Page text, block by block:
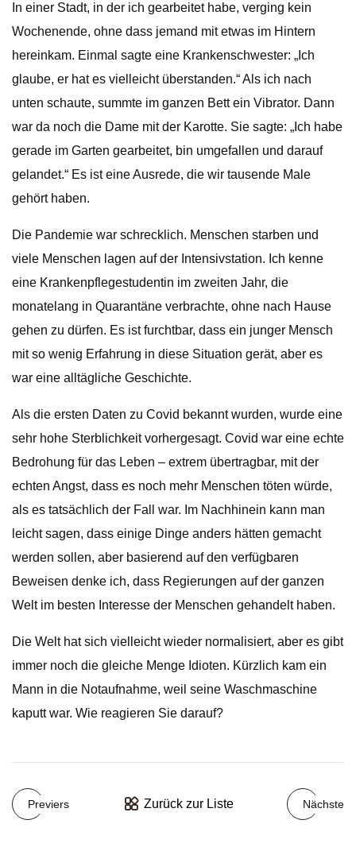
In einer Stadt, in der ich gearbeitet habe, verging kein
Wochenende, ohne dass jemand mit etwas im Hintern
hereinkam. Einmal sagte eine Krankenschwester: „Ich
glaube, er hat es vielleicht überstanden.“ Als ich nach
unten schaute, summte im ganzen Bett ein Vibrator. Dann
war da noch die Dame mit der Karotte. Sie sagte: „Ich habe
gerade im Garten gearbeitet, bin umgefallen und darauf
gelandet.“ Es ist eine Ausrede, die wir tausende Male
gehört haben.
Die Pandemie war schrecklich. Menschen starben und
viele Menschen lagen auf der Intensivstation. Ich kenne
eine Krankenpflegestudentin im zweiten Jahr, die
monatelang in Quarantäne verbrachte, ohne nach Hause
gehen zu dürfen. Es ist furchtbar, dass ein junger Mensch
mit so wenig Erfahrung in diese Situation gerät, aber es
war eine alltägliche Geschichte.
Als die ersten Daten zu Covid bekannt wurden, wurde eine
sehr hohe Sterblichkeit vorhergesagt. Covid war eine echte
Bedrohung für das Leben – extrem übertragbar, mit der
echten Angst, dass es noch mehr Menschen töten würde,
als es tatsächlich der Fall war. Im Nachhinein kann man
leicht sagen, dass einige Dinge anders hätten gemacht
werden sollen, aber basierend auf den verfügbaren
Beweisen denke ich, dass Regierungen auf der ganzen
Welt im besten Interesse der Menschen gehandelt haben.
Die Welt hat sich vielleicht wieder normalisiert, aber es gibt
immer noch die gleiche Menge Idioten. Kürzlich kam ein
Mann in die Notaufnahme, weil seine Waschmaschine
kaputt war. Wie reagieren Sie darauf?
Previers Zurück zur Liste Nächste